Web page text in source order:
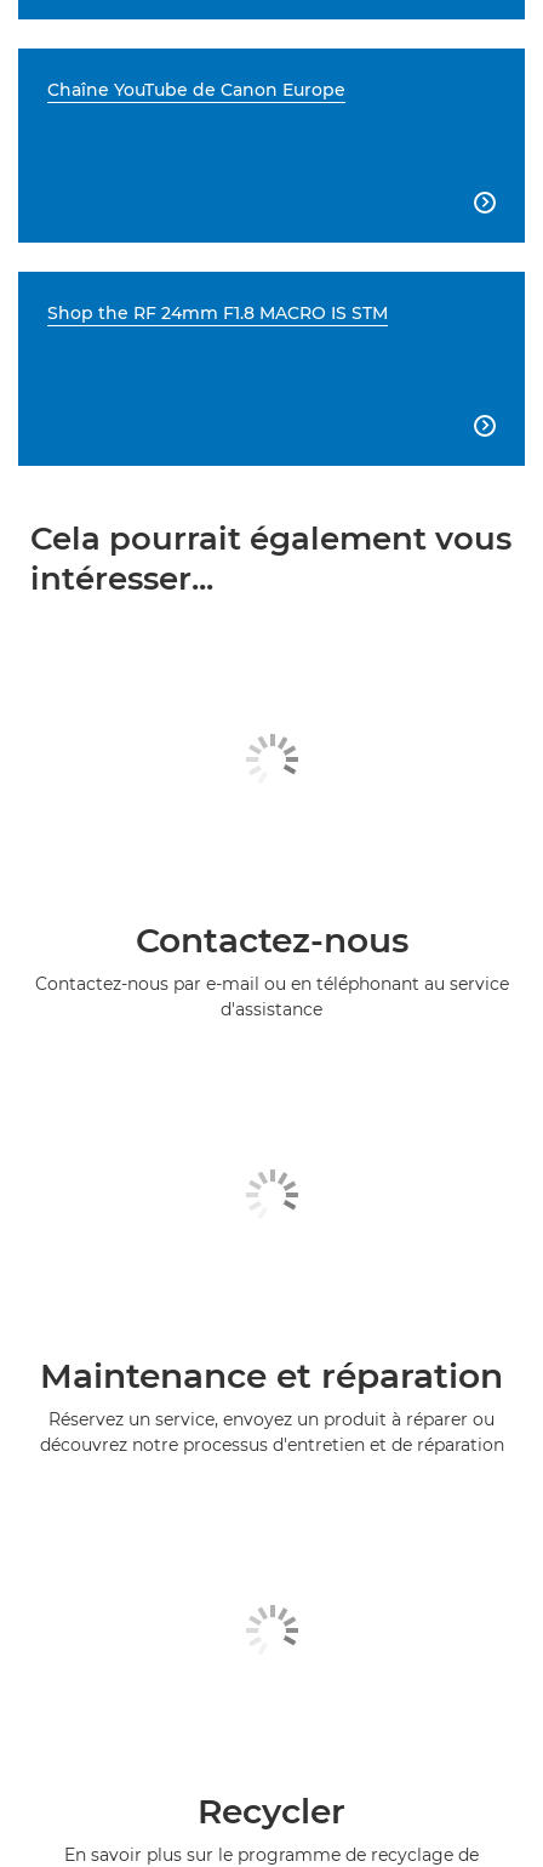
Chaîne YouTube de Canon Europe

Shop the RF 24mm F1.8 MACRO IS STM

Cela pourrait également vous
intéresser...
Contactez-nous
Contactez-nous par e-mail ou en téléphonant au service
d'assistance
Maintenance et réparation
Réservez un service, envoyez un produit à réparer ou
découvrez notre processus d'entretien et de réparation
Recycler
En savoir plus sur le programme de recyclage de